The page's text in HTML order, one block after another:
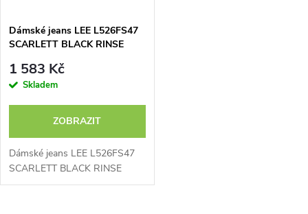
p
r
o
d
u
s
p
r
d
u
Dámské jeans LEE L526FS47
SCARLETT BLACK RINSE
1 583 Kč
Skladem
ZOBRAZIT
Dámské jeans LEE L526FS47
SCARLETT BLACK RINSE